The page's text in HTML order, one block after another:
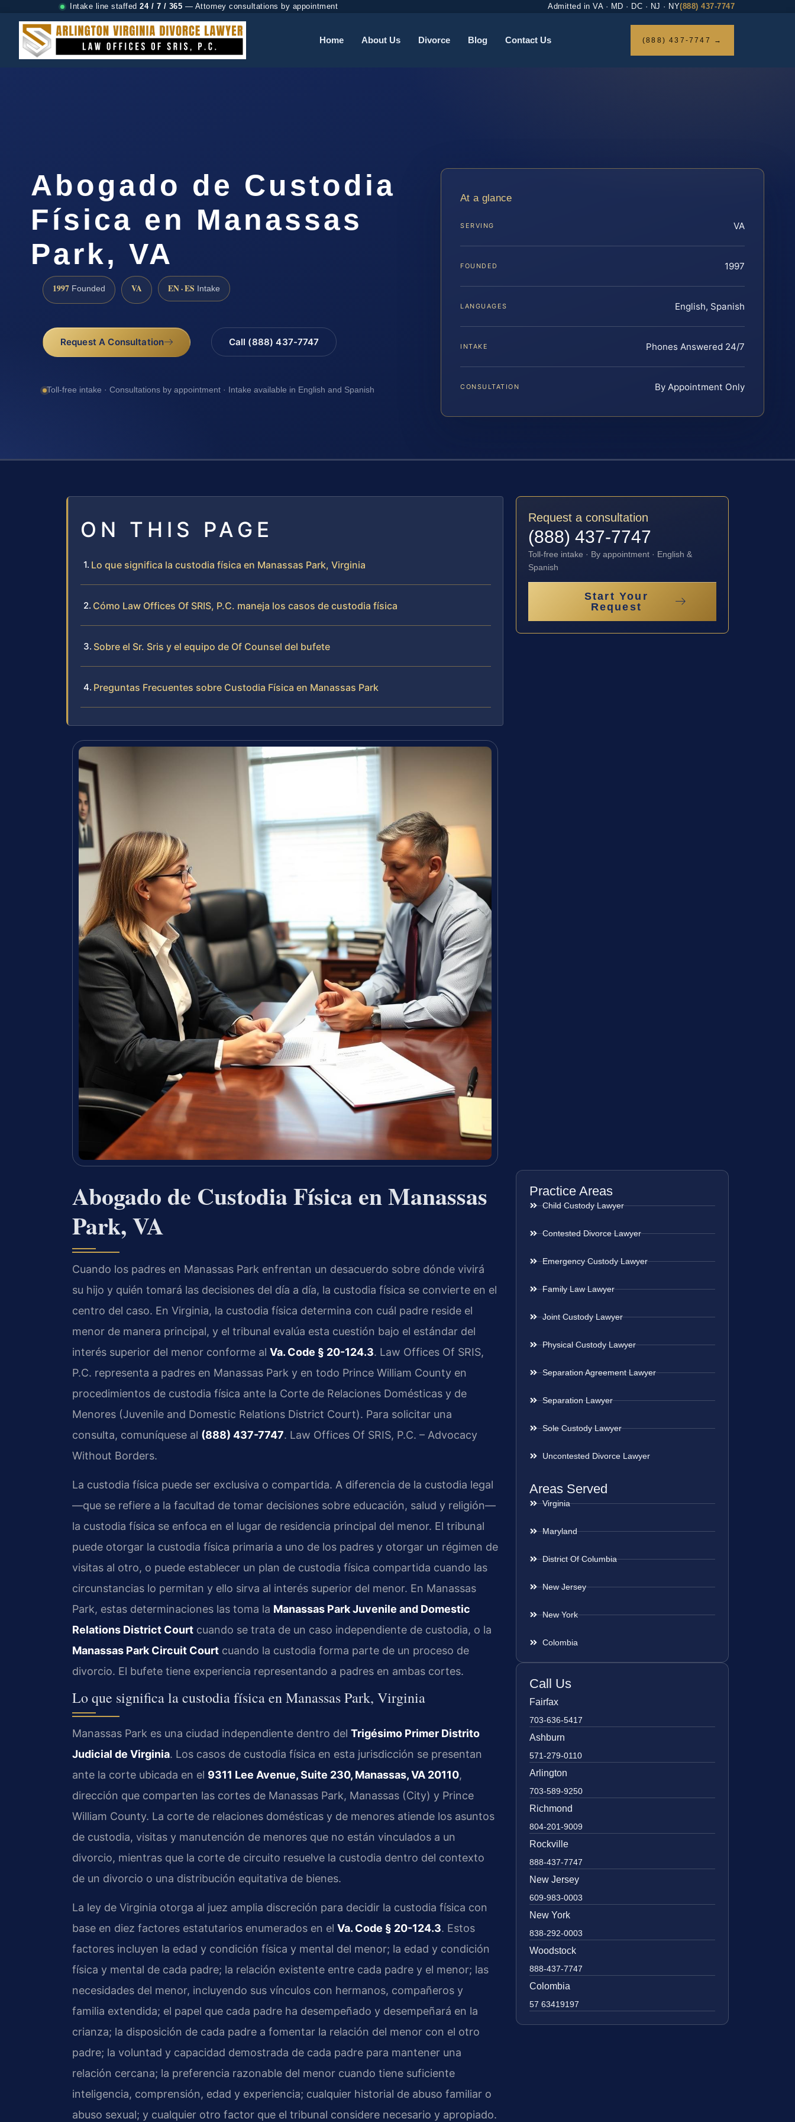
Intake line staffed 24 / 7 / 365 — Attorney consultations by appointment Admitted in VA · MD · DC · NJ · NY(888) 437-7747
Home About Us Divorce Blog Contact Us (888) 437-7747 →
Abogado de Custodia
Física en Manassas
Park, VA
1997 Founded VA EN · ES Intake
Request A Consultation Call (888) 437-7747
Toll-free intake · Consultations by appointment · Intake available in English and Spanish
At a glance
SERVING VA
FOUNDED 1997
LANGUAGES English, Spanish
INTAKE Phones Answered 24/7
CONSULTATION By Appointment Only
ON THIS PAGE
Lo que significa la custodia física en Manassas Park, Virginia
Cómo Law Offices Of SRIS, P.C. maneja los casos de custodia física
Sobre el Sr. Sris y el equipo de Of Counsel del bufete
Preguntas Frecuentes sobre Custodia Física en Manassas Park
Abogado de Custodia Física en Manassas
Park, VA
Cuando los padres en Manassas Park enfrentan un desacuerdo sobre dónde vivirá
su hijo y quién tomará las decisiones del día a día, la custodia física se convierte en el
centro del caso. En Virginia, la custodia física determina con cuál padre reside el
menor de manera principal, y el tribunal evalúa esta cuestión bajo el estándar del
interés superior del menor conforme al Va. Code § 20-124.3. Law Offices Of SRIS,
P.C. representa a padres en Manassas Park y en todo Prince William County en
procedimientos de custodia física ante la Corte de Relaciones Domésticas y de
Menores (Juvenile and Domestic Relations District Court). Para solicitar una
consulta, comuníquese al (888) 437-7747. Law Offices Of SRIS, P.C. – Advocacy
Without Borders.
La custodia física puede ser exclusiva o compartida. A diferencia de la custodia legal
—que se refiere a la facultad de tomar decisiones sobre educación, salud y religión—
la custodia física se enfoca en el lugar de residencia principal del menor. El tribunal
puede otorgar la custodia física primaria a uno de los padres y otorgar un régimen de
visitas al otro, o puede establecer un plan de custodia física compartida cuando las
circunstancias lo permitan y ello sirva al interés superior del menor. En Manassas
Park, estas determinaciones las toma la Manassas Park Juvenile and Domestic
Relations District Court cuando se trata de un caso independiente de custodia, o la
Manassas Park Circuit Court cuando la custodia forma parte de un proceso de
divorcio. El bufete tiene experiencia representando a padres en ambas cortes.
Lo que significa la custodia física en Manassas Park, Virginia
Manassas Park es una ciudad independiente dentro del Trigésimo Primer Distrito
Judicial de Virginia. Los casos de custodia física en esta jurisdicción se presentan
ante la corte ubicada en el 9311 Lee Avenue, Suite 230, Manassas, VA 20110,
dirección que comparten las cortes de Manassas Park, Manassas (City) y Prince
William County. La corte de relaciones domésticas y de menores atiende los asuntos
de custodia, visitas y manutención de menores que no están vinculados a un
divorcio, mientras que la corte de circuito resuelve la custodia dentro del contexto
de un divorcio o una distribución equitativa de bienes.
La ley de Virginia otorga al juez amplia discreción para decidir la custodia física con
base en diez factores estatutarios enumerados en el Va. Code § 20-124.3. Estos
factores incluyen la edad y condición física y mental del menor; la edad y condición
física y mental de cada padre; la relación existente entre cada padre y el menor; las
necesidades del menor, incluyendo sus vínculos con hermanos, compañeros y
familia extendida; el papel que cada padre ha desempeñado y desempeñará en la
crianza; la disposición de cada padre a fomentar la relación del menor con el otro
padre; la voluntad y capacidad demostrada de cada padre para mantener una
relación cercana; la preferencia razonable del menor cuando tiene suficiente
inteligencia, comprensión, edad y experiencia; cualquier historial de abuso familiar o
abuso sexual; y cualquier otro factor que el tribunal considere necesario y apropiado.
Request a consultation
(888) 437-7747
Toll-free intake · By appointment · English &
Spanish
Start Your
Request
Practice Areas
Child Custody Lawyer
Contested Divorce Lawyer
Emergency Custody Lawyer
Family Law Lawyer
Joint Custody Lawyer
Physical Custody Lawyer
Separation Agreement Lawyer
Separation Lawyer
Sole Custody Lawyer
Uncontested Divorce Lawyer
Areas Served
Virginia
Maryland
District Of Columbia
New Jersey
New York
Colombia
Call Us
Fairfax
703-636-5417
Ashburn
571-279-0110
Arlington
703-589-9250
Richmond
804-201-9009
Rockville
888-437-7747
New Jersey
609-983-0003
New York
838-292-0003
Woodstock
888-437-7747
Colombia
57 63419197